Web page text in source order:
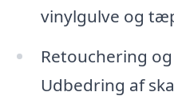
vinylgulve og
Retouchering
Udbedring af